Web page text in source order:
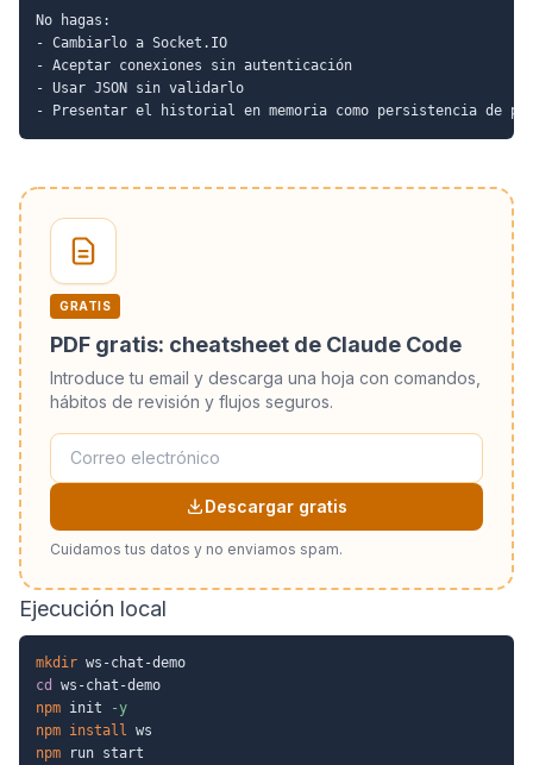
No hagas:
- Cambiarlo a Socket.IO
- Aceptar conexiones sin autenticación
- Usar JSON sin validarlo
GRATIS
PDF gratis: cheatsheet de Claude Code
Introduce tu email y descarga una hoja con comandos,
hábitos de revisión y flujos seguros.
Descargar gratis
Cuidamos tus datos y no enviamos spam.
Ejecución local
mkdir
cd
npm init
-y
npm install
npm